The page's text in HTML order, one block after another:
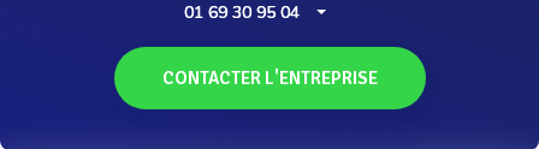
01 69 30 95 04
CONTACTER L'ENTREPRISE